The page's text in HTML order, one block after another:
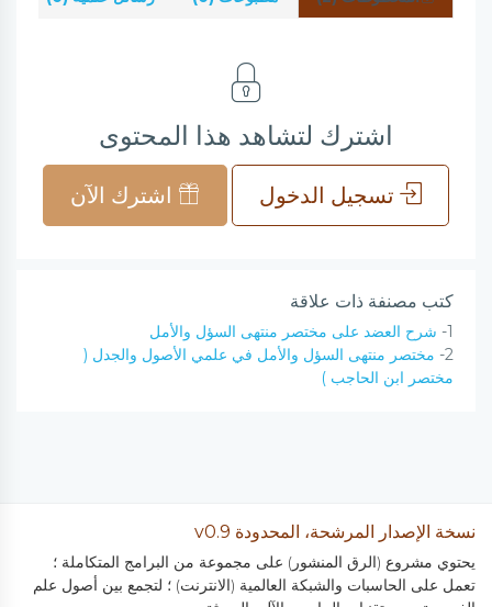
اشترك لتشاهد هذا المحتوى
تسجيل الدخول اشترك الآن
كتب مصنفة ذات علاقة
1- شرح العضد على مختصر منتهى السؤل والأمل
2- مختصر منتهى السؤل والأمل في علمي الأصول والجدل (
مختصر ابن الحاجب )
نسخة الإصدار المرشحة، المحدودة v0.9
يحتوي مشروع (الرق المنشور) على مجموعة من البرامج المتكاملة ؛
تعمل على الحاسبات والشبكة العالمية (الانترنت) ؛ لتجمع بين أصول علم